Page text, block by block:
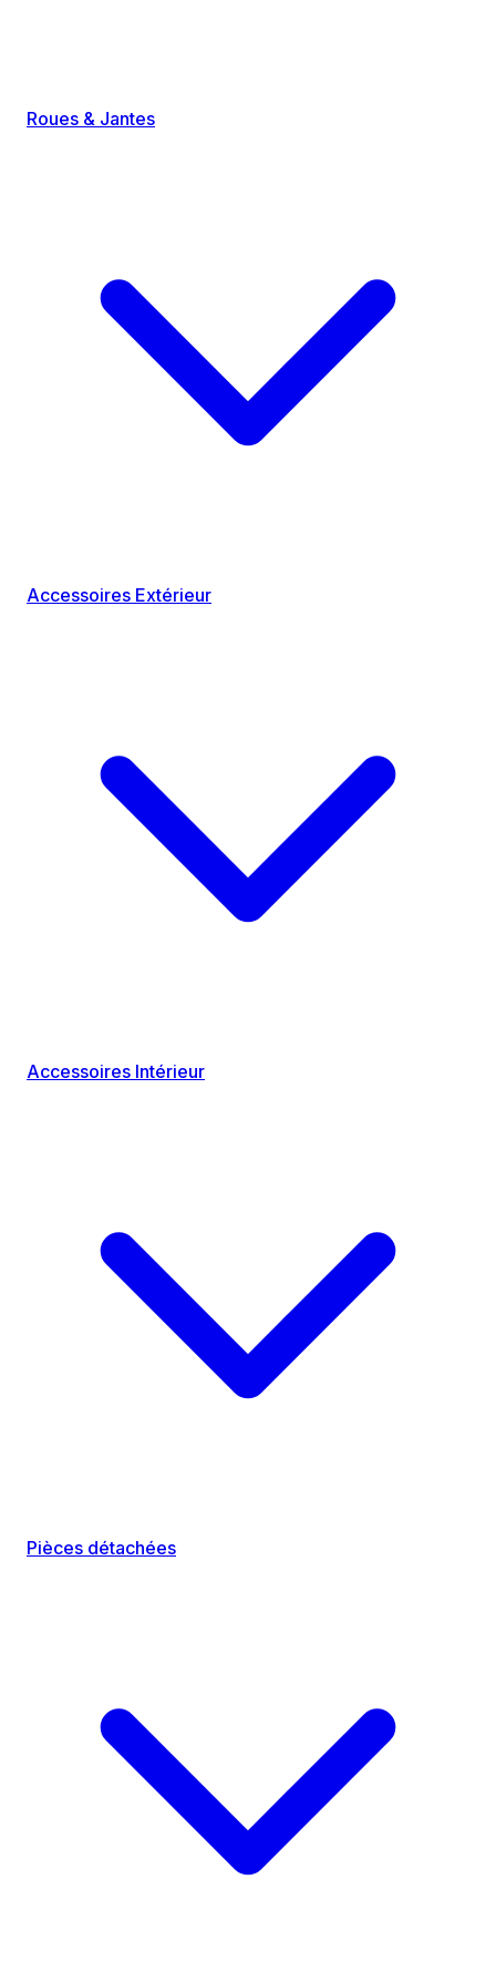
Roues & Jantes
Accessoires Extérieur
Accessoires Intérieur
Pièces détachées